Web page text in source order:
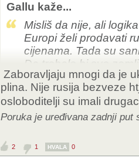
Gallu kaže...
Misliš da nije, ali
Europi želi prodavati
cijenama. Tada su
Da trebale bi sve
i Venezuela, Iran i
Licemjerje Europe je
imperijalistima na
urušava.
protiv nas. Najveći
koristimo kao
Zaboravljaju mnogi da je
plina. Nije rusija bezveze
osloboditelji su imali
Poruka je uređivana zadnji put
2 1 HVALA 0